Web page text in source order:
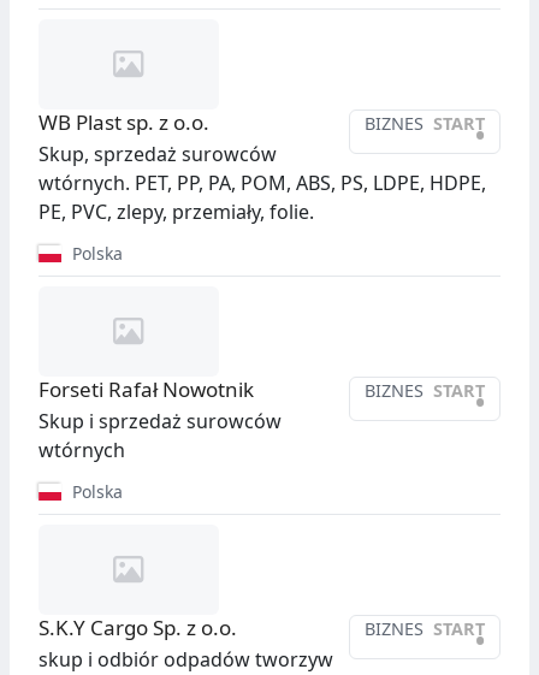
BIZNES START
•
WB Plast sp. z o.o.
Skup, sprzedaż surowców
wtórnych. PET, PP, PA, POM, ABS, PS, LDPE, HDPE,
PE, PVC, zlepy, przemiały, folie.
Polska
BIZNES START
•
Forseti Rafał Nowotnik
Skup i sprzedaż surowców
wtórnych
Polska
BIZNES START
•
S.K.Y Cargo Sp. z o.o.
skup i odbiór odpadów tworzyw